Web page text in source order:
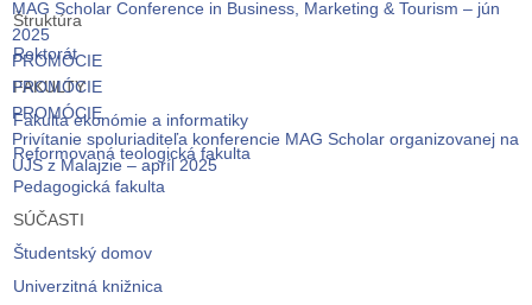
Štruktúra
Rektorát
FAKULTY
Fakulta ekonómie a informatiky
Reformovaná teologická fakulta
Pedagogická fakulta
SÚČASTI
Študentský domov
Univerzitná knižnica
MAG Scholar Conference in Business, Marketing & Tourism – jún
2025
PROMÓCIE
PROMÓCIE
PROMÓCIE
Privítanie spoluriaditeľa konferencie MAG Scholar organizovanej na
UJS z Malajzie – apríl 2025